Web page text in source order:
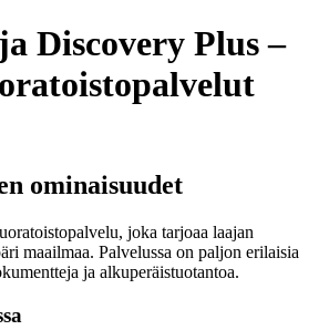
Discovery Plus –
ominaisuudet
joka tarjoaa laajan
maailmaa. Palvelussa on paljon erilaisia
ja alkuperäistuotantoa.